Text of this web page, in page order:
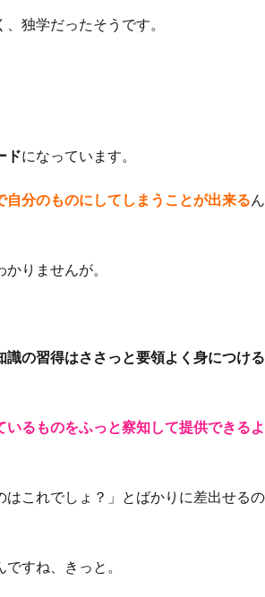
独学だったそうです。
ドになっています。
分のものにしてしまうことが出来る
りませんが。
識の習得はささっと要領よく身につけ
いるものをふっと察知して提供できる
これでしょ？」とばかりに差出せる
すね、きっと。